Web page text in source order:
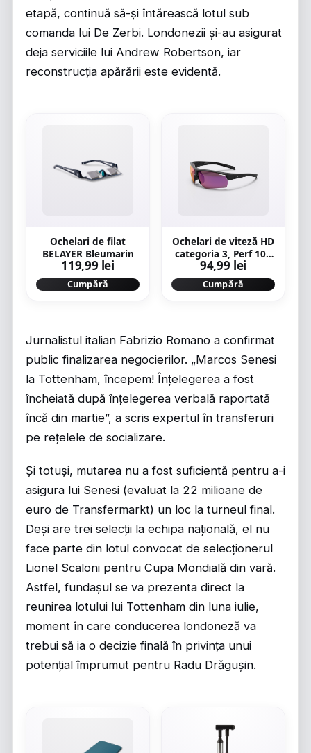
etapă, continuă să-și întărească lotul sub
comanda lui De Zerbi. Londonezii și-au asigurat
deja serviciile lui Andrew Robertson, iar
reconstrucția apărării este evidentă.
Ochelari de filat
BELAYER Bleumarin
119,99 lei
Cumpără
Ochelari de viteză HD
categoria 3, Perf 100
Light
94,99 lei
Cumpără
Jurnalistul italian Fabrizio Romano a confirmat
public finalizarea negocierilor. „Marcos Senesi
la Tottenham, începem! Înțelegerea a fost
încheiată după înțelegerea verbală raportată
încă din martie”, a scris expertul în transferuri
pe rețelele de socializare.
Și totuși, mutarea nu a fost suficientă pentru a-i
asigura lui Senesi (evaluat la 22 milioane de
euro de Transfermarkt) un loc la turneul final.
Deși are trei selecții la echipa națională, el nu
face parte din lotul convocat de selecționerul
Lionel Scaloni pentru Cupa Mondială din vară.
Astfel, fundașul se va prezenta direct la
reunirea lotului lui Tottenham din luna iulie,
moment în care conducerea londoneză va
trebui să ia o decizie finală în privința unui
potențial împrumut pentru Radu Drăgușin.